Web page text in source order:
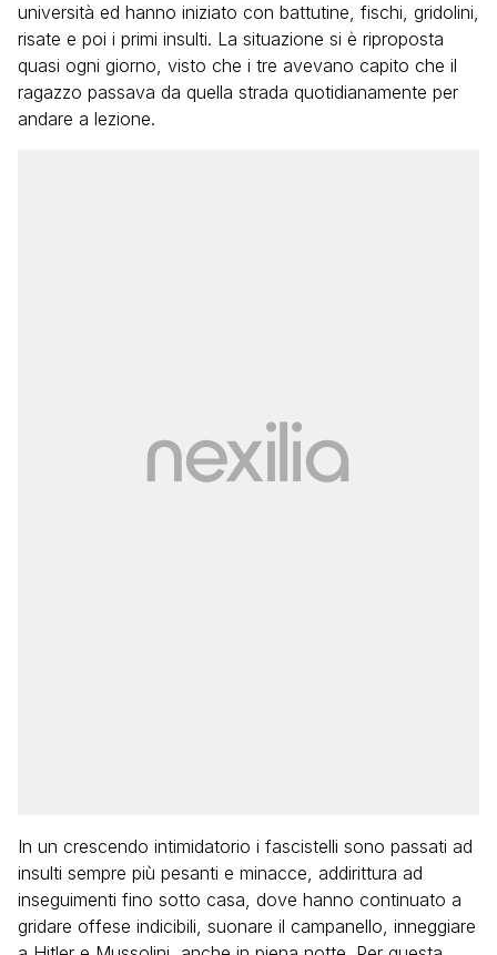
università ed hanno iniziato con battutine, fischi, gridolini,
risate e poi i primi insulti. La situazione si è riproposta
quasi ogni giorno, visto che i tre avevano capito che il
ragazzo passava da quella strada quotidianamente per
andare a lezione.
In un crescendo intimidatorio i fascistelli sono passati ad
insulti sempre più pesanti e minacce, addirittura ad
inseguimenti fino sotto casa, dove hanno continuato a
gridare offese indicibili, suonare il campanello, inneggiare